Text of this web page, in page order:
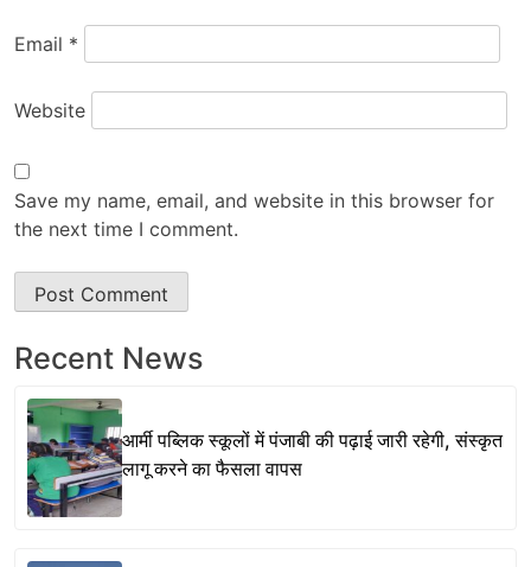
Email *
Website
Save my name, email, and website in this browser for
the next time I comment.
Recent News
आर्मी पब्लिक स्कूलों में पंजाबी की पढ़ाई जारी रहेगी, संस्कृत
लागू करने का फैसला वापस